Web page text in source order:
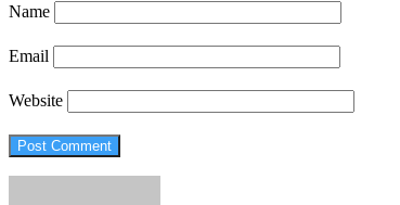
Name
Email
Website